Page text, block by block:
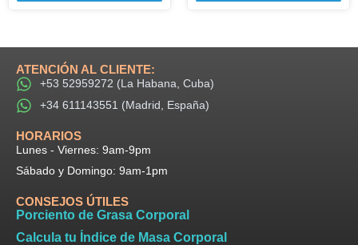
ATENCIÓN AL CLIENTE:
+53 52959272 (La Habana, Cuba)
+34 611143551 (Madrid, España)
HORARIOS​
Lunes - Viernes: 9am-9pm​
Sábado y Domingo: 9am-1pm
CONSEJOS ÚTILES
Porciento de Grasa Corporal
Calcula tu Índice de Masa Corporal